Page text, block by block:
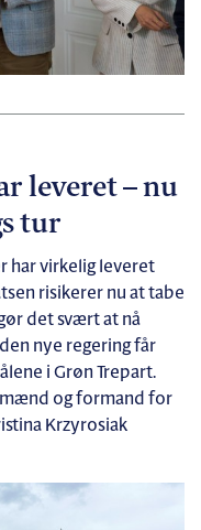
leveret – nu
tur
har virkelig leveret
risikerer nu at tabe
det svært at nå
nye regering får
i Grøn Trepart.
og formand for
Krzyrosiak